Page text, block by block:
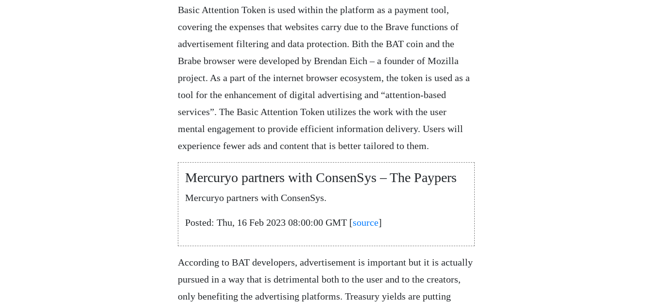
Basic Attention Token is used within the platform as a payment tool,
covering the expenses that websites carry due to the Brave functions of
advertisement filtering and data protection. Bith the BAT coin and the
Brabe browser were developed by Brendan Eich – a founder of Mozilla
project. As a part of the internet browser ecosystem, the token is used as a
tool for the enhancement of digital advertising and “attention-based
services”. The Basic Attention Token utilizes the work with the user
mental engagement to provide efficient information delivery. Users will
experience fewer ads and content that is better tailored to them.
Mercuryo partners with ConsenSys – The Paypers
Mercuryo partners with ConsenSys.
Posted: Thu, 16 Feb 2023 08:00:00 GMT [source]
According to BAT developers, advertisement is important but it is actually
pursued in a way that is detrimental both to the user and to the creators,
only benefiting the advertising platforms. Treasury yields are putting